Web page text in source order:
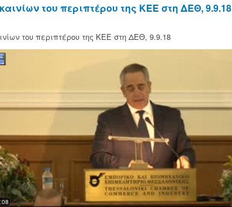
του περιπτέρου της ΚΕΕ στη ΔΕΘ, 9.9.18
του περιπτέρου της ΚΕΕ στη ΔΕΘ, 9.9.18